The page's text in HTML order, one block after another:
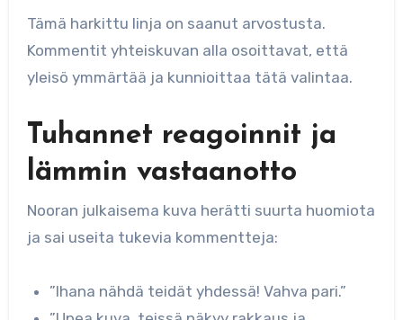
Tämä harkittu linja on saanut arvostusta.
Kommentit yhteiskuvan alla osoittavat, että
yleisö ymmärtää ja kunnioittaa tätä valintaa.
Tuhannet reagoinnit ja
lämmin vastaanotto
Nooran julkaisema kuva herätti suurta huomiota
ja sai useita tukevia kommentteja:
”Ihana nähdä teidät yhdessä! Vahva pari.”